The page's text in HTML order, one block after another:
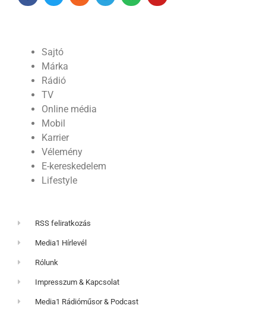
Sajtó
Márka
Rádió
TV
Online média
Mobil
Karrier
Vélemény
E-kereskedelem
Lifestyle
RSS feliratkozás
Media1 Hírlevél
Rólunk
Impresszum & Kapcsolat
Media1 Rádióműsor & Podcast